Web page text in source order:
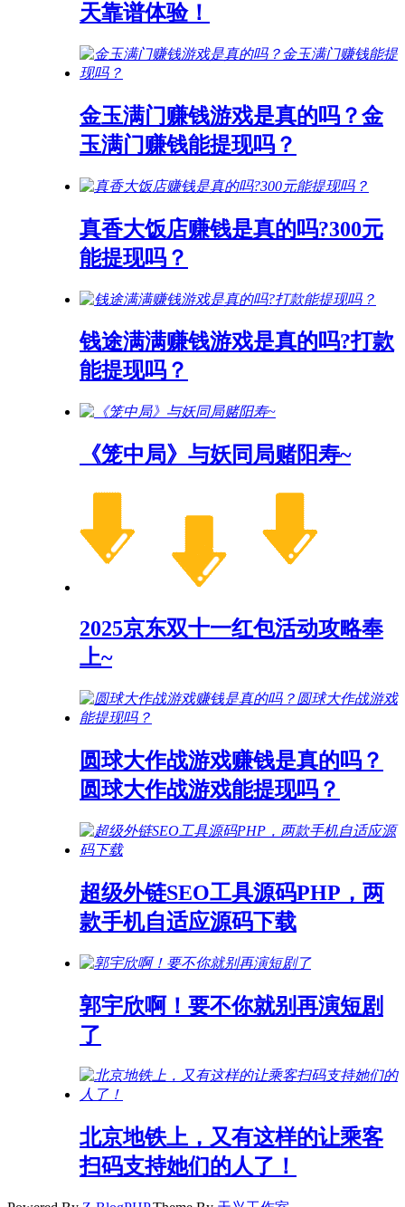
天靠谱体验！
金玉满门赚钱游戏是真的吗？金
玉满门赚钱能提现吗？
真香大饭店赚钱是真的吗?300元
能提现吗？
钱途满满赚钱游戏是真的吗?打款
能提现吗？
《笼中局》与妖同局赌阳寿~
2025京东双十一红包活动攻略奉
上~
圆球大作战游戏赚钱是真的吗？
圆球大作战游戏能提现吗？
超级外链SEO工具源码PHP，两
款手机自适应源码下载
郭宇欣啊！要不你就别再演短剧
了
北京地铁上，又有这样的让乘客
扫码支持她们的人了！